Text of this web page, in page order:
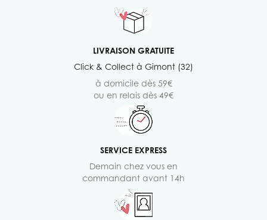
LIVRAISON GRATUITE
Click & Collect à Gimont (32)
à domicile dès 59€
ou en relais dès 49€
SERVICE EXPRESS
Demain chez vous en
commandant avant 14h